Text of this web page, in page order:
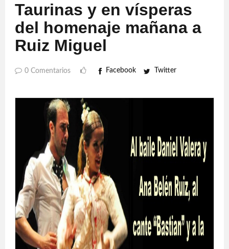
Taurinas y en vísperas
del homenaje mañana a
Ruiz Miguel
0 Comentarios Facebook Twitter